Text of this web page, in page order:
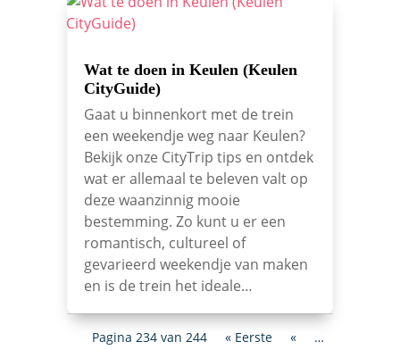
Wat te doen in Keulen (Keulen
CityGuide)
Gaat u binnenkort met de trein
een weekendje weg naar Keulen?
Bekijk onze CityTrip tips en ontdek
wat er allemaal te beleven valt op
deze waanzinnig mooie
bestemming. Zo kunt u er een
romantisch, cultureel of
gevarieerd weekendje van maken
en is de trein het ideale…
Pagina 234 van 244 « Eerste «
…